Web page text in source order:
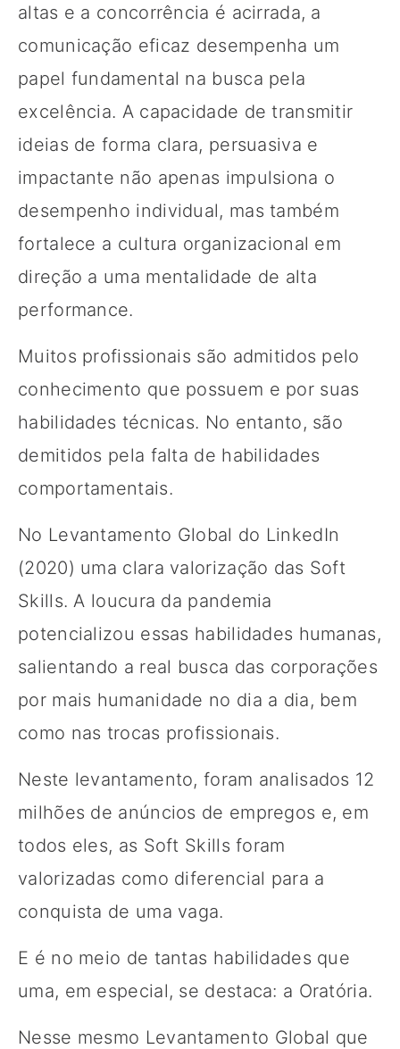
altas e a concorrência é acirrada, a
comunicação eficaz desempenha um
papel fundamental na busca pela
excelência. A capacidade de transmitir
ideias de forma clara, persuasiva e
impactante não apenas impulsiona o
desempenho individual, mas também
fortalece a cultura organizacional em
direção a uma mentalidade de alta
performance.
Muitos profissionais são admitidos pelo
conhecimento que possuem e por suas
habilidades técnicas. No entanto, são
demitidos pela falta de habilidades
comportamentais.
No Levantamento Global do LinkedIn
(2020) uma clara valorização das Soft
Skills. A loucura da pandemia
potencializou essas habilidades humanas,
salientando a real busca das corporações
por mais humanidade no dia a dia, bem
como nas trocas profissionais.
Neste levantamento, foram analisados 12
milhões de anúncios de empregos e, em
todos eles, as Soft Skills foram
valorizadas como diferencial para a
conquista de uma vaga.
E é no meio de tantas habilidades que
uma, em especial, se destaca: a Oratória.
Nesse mesmo Levantamento Global que